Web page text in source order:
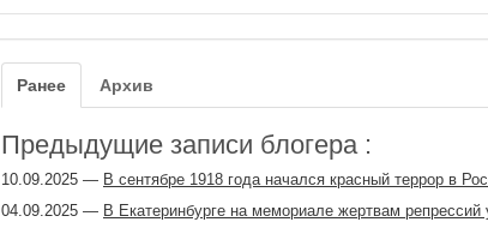
Ранее Архив
Предыдущие записи блогера :
10.09.2025 — В сентябре 1918 года начался красный террор в
04.09.2025 — В Екатеринбурге на мемориале жертвам репрессий